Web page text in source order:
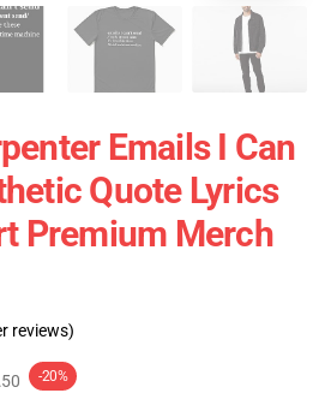
Emails I Can
Quote Lyrics
Premium Merch
reviews)
-20%